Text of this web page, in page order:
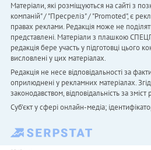
Матеріали, які розміщуються на сайті з
компаній" / "Пресреліз" / "Promoted", є
правах реклами. Редакція може не
представлені. Матеріали з плашкою
редакція бере участь у підготовці цього
висловлені у цих матеріалах.
Редакція не несе відповідальності за
оприлюднені у рекламних матеріалах.
законодавством, відповідальність за
Cуб'єкт у сфері онлайн-медіа;